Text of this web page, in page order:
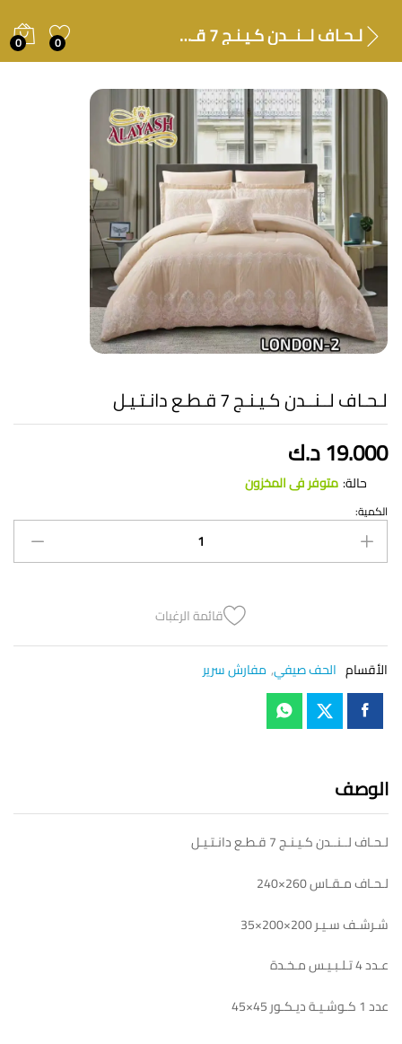
لـحـاف لــنــدن كـيـنـج 7 قـطـع دانـتـيـل 0
0
لـحـاف لــنــدن كـيـنـج 7 قـطـع دانـتـيـل
19.000د.ك
حالة: متوفر فى المخزون
لـحـاف
لــنــدن
كـيـنـج
الكمية:
قائمة الرغبات
الأقسام الحف صيفي, مفارش سرير
الوصف
لـحـاف لــنــدن كـيـنـج 7 قـطـع دانـتـيـل
لـحـاف مـقـاس 260×240
شـرشـف سـيـر 200×200×35
عـدد 4 تـلـبـيـس مـخـدة
عدد 1 كـوشـيـة ديـكـور 45×45